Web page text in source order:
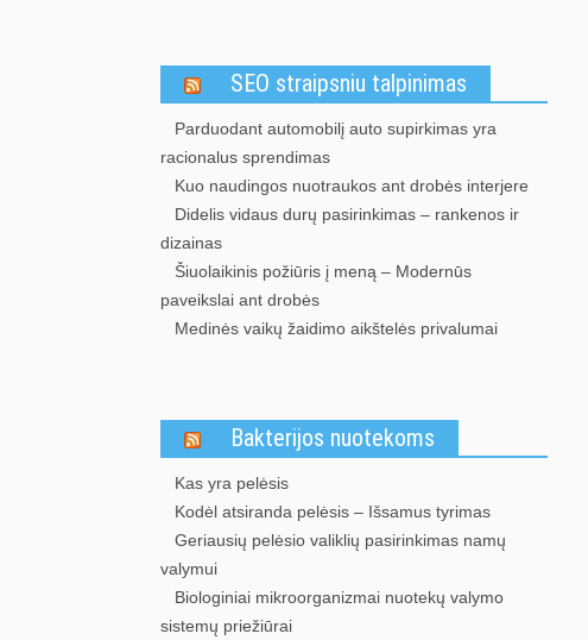
SEO straipsniu talpinimas
Parduodant automobilį auto supirkimas yra
racionalus sprendimas
Kuo naudingos nuotraukos ant drobės interjere
Didelis vidaus durų pasirinkimas – rankenos ir
dizainas
Šiuolaikinis požiūris į meną – Modernūs
paveikslai ant drobės
Medinės vaikų žaidimo aikštelės privalumai
Bakterijos nuotekoms
Kas yra pelėsis
Kodėl atsiranda pelėsis – Išsamus tyrimas
Geriausių pelėsio valiklių pasirinkimas namų
valymui
Biologiniai mikroorganizmai nuotekų valymo
sistemų priežiūrai